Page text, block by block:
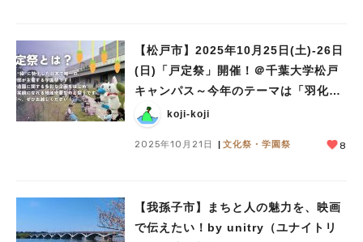
【松戸市】2025年10月25日(土)-26日
(日)「戸定祭」開催！＠千葉大学松戸
キャンパス～今年のテーマは「羽化」
～
koji-koji
2025年10月21日 文化祭・学園祭 8
【我孫子市】まちと人の魅力を、映画
で伝えたい！by unitry（ユナイトリ